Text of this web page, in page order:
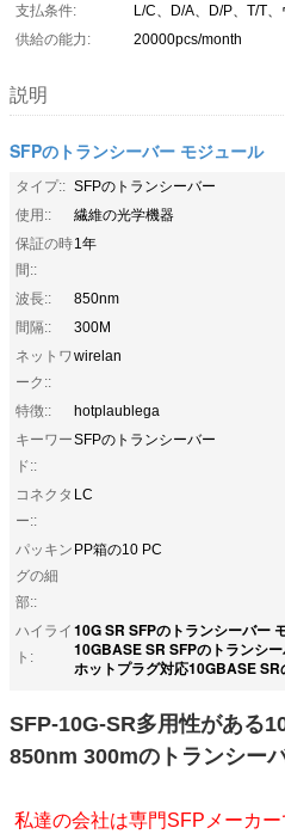
支払条件:
L/C、D/A、D/P、T/T
供給の能力:
20000pcs/month
説明
SFPのトランシーバー モジュール
タイプ:: SFPのトランシーバー
使用::
繊維の光学機器
保証の時
間::
1年
波長::
850nm
間隔::
300M
ネットワ
ーク::
wirelan
特徴::
hotplaublega
キーワー
ド::
SFPのトランシーバー
コネクタ
ー::
LC
パッキン
グの細
部::
PP箱の10 PC
ハイライ
ト:
10G SR SFPのトランシーバー
10GBASE SR SFPのトランシ
ホットプラグ対応10GBASE
SFP-10G-SR多用性がある
850nm 300mのトランシー
私達の会社は専門SFPメーカ